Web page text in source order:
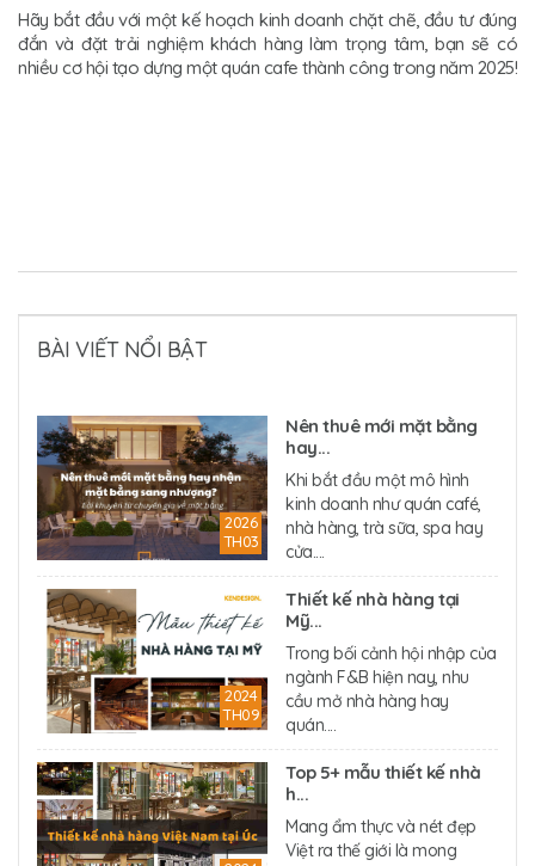
Hãy bắt đầu với một kế hoạch kinh doanh chặt chẽ, đầu tư đúng
đắn và đặt trải nghiệm khách hàng làm trọng tâm, bạn sẽ có
nhiều cơ hội tạo dựng một quán cafe thành công trong năm 2025!
BÀI VIẾT NỔI BẬT
2026
TH03
Nên thuê mới mặt bằng
hay...
Khi bắt đầu một mô hình
kinh doanh như quán café,
nhà hàng, trà sữa, spa hay
cửa....
2024
TH09
Thiết kế nhà hàng tại
Mỹ...
Trong bối cảnh hội nhập của
ngành F&B hiện nay, nhu
cầu mở nhà hàng hay
quán....
Top 5+ mẫu thiết kế nhà
h...
Mang ẩm thực và nét đẹp
Việt ra thế giới là mong